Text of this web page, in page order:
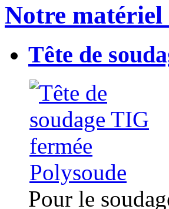
Notre matériel
Tête de
Pour le